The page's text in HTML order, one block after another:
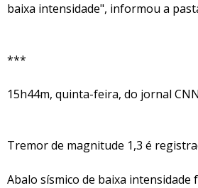
baixa intensidade", informou a
***
15h44m, quinta-feira, do jornal
Tremor de magnitude 1,3 é
Abalo sísmico de baixa intensidade